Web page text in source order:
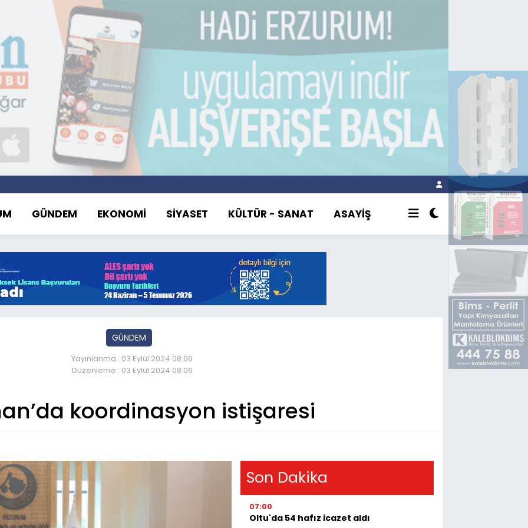
GÜNDEM EKONOMİ SİYASET KÜLTÜR - SANAT ASAYİŞ
GÜNDEM
Yayınlanma : 03 Eylül 2024 08:06
Düzenleme : 03 Eylül 2024 08:06
koordinasyon istişaresi
Son Dakika
07:00
Oltu'da 54 hafız icazet aldı